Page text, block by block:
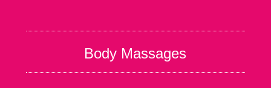
Body Massages